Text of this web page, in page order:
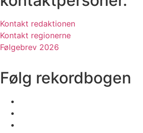
Kontakt redaktionen
Kontakt regionerne
Følgebrev 2026
Følg rekordbogen